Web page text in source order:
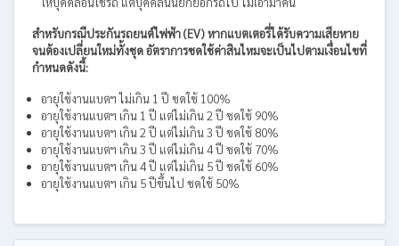
สำหรับกรณีประกันรถยนต์ไฟฟ้า (EV) หากแบตเตอรี่ได้รับความเสียหาย
จนต้องเปลี่ยนใหม่ทั้งชุด อัตราการชดใช้ค่าสินไหมจะเป็นไปตามเงื่อนไขที่
กำหนดดังนี้:
อายุใช้งานแบตฯ ไม่เกิน 1 ปี ชดใช้ 100%
อายุใช้งานแบตฯ เกิน 1 ปี แต่ไม่เกิน 2 ปี ชดใช้ 90%
อายุใช้งานแบตฯ เกิน 2 ปี แต่ไม่เกิน 3 ปี ชดใช้ 80%
อายุใช้งานแบตฯ เกิน 3 ปี แต่ไม่เกิน 4 ปี ชดใช้ 70%
อายุใช้งานแบตฯ เกิน 4 ปี แต่ไม่เกิน 5 ปี ชดใช้ 60%
อายุใช้งานแบตฯ เกิน 5 ปีขึ้นไป ชดใช้ 50%